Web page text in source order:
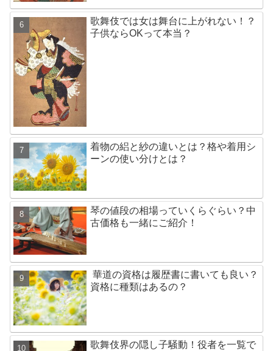
歌舞伎では女は舞台に上がれない！？
子供ならOKって本当？
着物の絽と紗の違いとは？格や着用シ
ーンの使い分けとは？
琴の値段の相場っていくらぐらい？中
古価格も一緒にご紹介！
華道の資格は履歴書に書いても良い？
資格に種類はあるの？
歌舞伎界の隠し子騒動！役者を一覧で